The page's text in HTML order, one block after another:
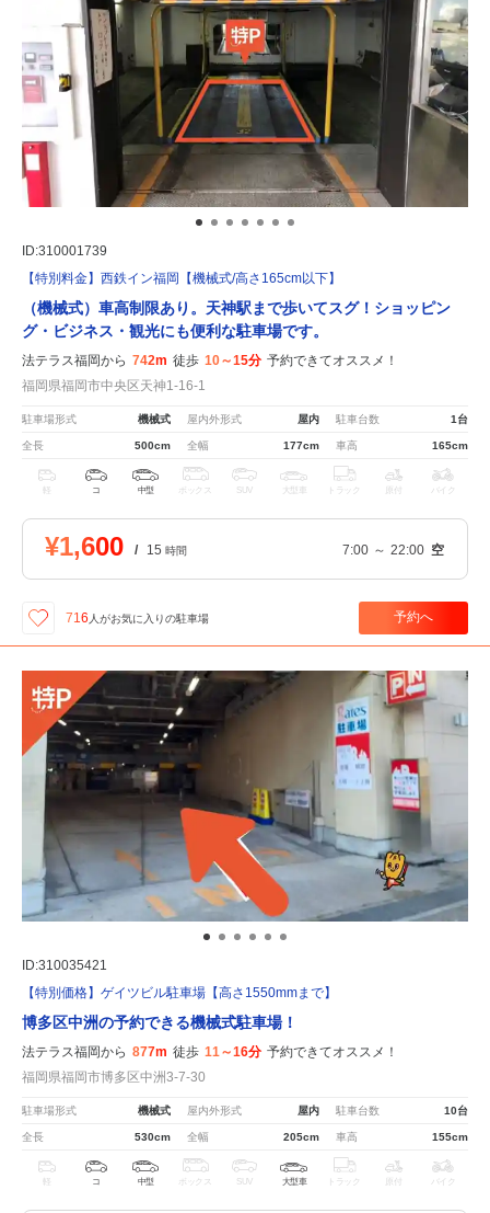
ID:310001739
【特別料金】西鉄イン福岡【機械式/高さ165cm以下】
（機械式）車高制限あり。天神駅まで歩いてスグ！ショッピン
グ・ビジネス・観光にも便利な駐車場です。
法テラス福岡から 742m 徒歩 10～15分 予約できてオススメ！
福岡県福岡市中央区天神1-16-1
駐車場形式 機械式 屋内外形式 屋内 駐車台数 1台
全長 500cm 全幅 177cm 車高 165cm
軽 コ 中型 ボックス SUV 大型車 トラック 原付 バイク
¥1,600 / 15 時間 7:00 ～ 22:00 空
716 人がお気に入りの駐車場 予約へ
ID:310035421
【特別価格】ゲイツビル駐車場【高さ1550mmまで】
博多区中洲の予約できる機械式駐車場！
法テラス福岡から 877m 徒歩 11～16分 予約できてオススメ！
福岡県福岡市博多区中洲3-7-30
駐車場形式 機械式 屋内外形式 屋内 駐車台数 10台
全長 530cm 全幅 205cm 車高 155cm
軽 コ 中型 ボックス SUV 大型車 トラック 原付 バイク